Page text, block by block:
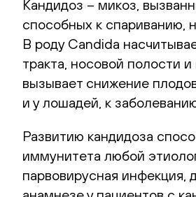
Кандидоз – микоз,
способных к спариванию,
В роду Candida
тракта, носовой полости
вызывает снижение
и у лошадей, к
Развитию кандидоза
иммунитета любой
парвовирусная инфекция,